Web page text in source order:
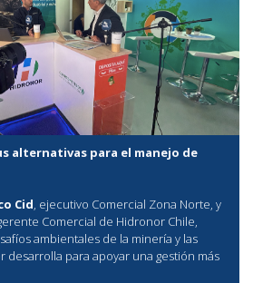
alternativas para el manejo de
Cid, ejecutivo Comercial Zona Norte, y
Comercial de Hidronor Chile,
ambientales de la minería y las
para apoyar una gestión más